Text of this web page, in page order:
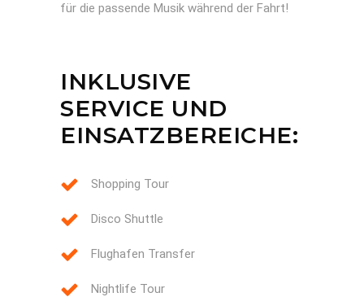
für die passende Musik während der Fahrt!
INKLUSIVE
SERVICE UND
EINSATZBEREICHE:
Shopping Tour
Disco Shuttle
Flughafen Transfer
Nightlife Tour